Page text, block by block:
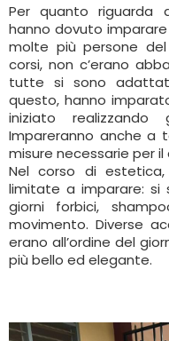
Per quanto riguarda
hanno dovuto
molte più persone
corsi, non c’erano
tutte si sono
questo, hanno
iniziato realizzando
Impareranno anche a
misure necessarie per il
Nel corso di
limitate a imparare: si
giorni forbici,
movimento. Diverse
erano all’ordine del
più bello ed elegante.